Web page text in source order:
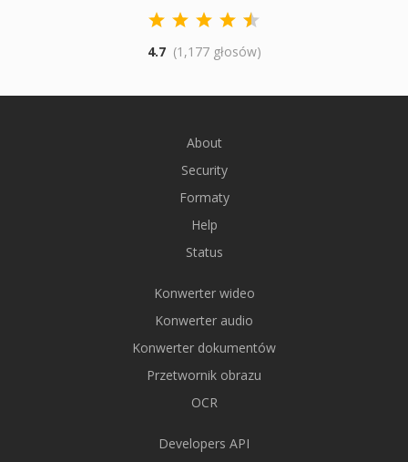
4.7 (1,177 głosów)
About
Security
Formaty
Help
Status
Konwerter wideo
Konwerter audio
Konwerter dokumentów
Przetwornik obrazu
OCR
Developers API